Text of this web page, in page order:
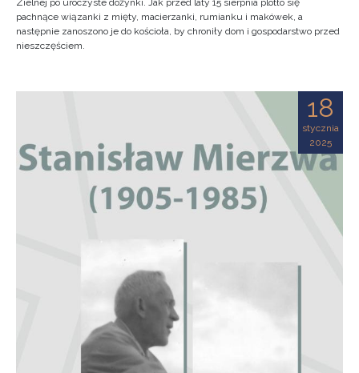
Zielnej po uroczyste dożynki. Jak przed laty 15 sierpnia plotło się
pachnące wiązanki z mięty, macierzanki, rumianku i makówek, a
następnie zanoszono je do kościoła, by chroniły dom i gospodarstwo przed
nieszczęściem.
18
stycznia
2025